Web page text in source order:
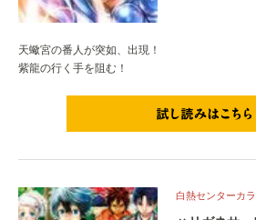
天蠍宮の番人が突如、出現！
紫龍の行く手を阻む！
白熱センターカラ